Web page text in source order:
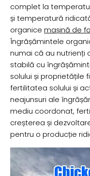
complet la
și temperatură
organice mașină de
Îngrășămintele
numai că au nutrienți
stabilă cu
solului și proprietățile
fertilitatea solului și
neajunsuri ale
mediu coordonat,
creșterea și
pentru o producție